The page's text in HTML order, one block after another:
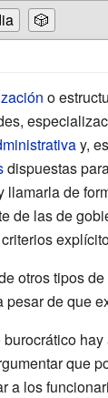
🎲
o
y,
dispuestas
llamarla de
de las de
otros tipos
de que
que
a los